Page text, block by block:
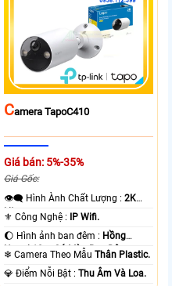
CAmera TapoC410
Giá bán: 5%-35%
Giá Gốc:
👁️‍🗨 Hình Ành Chất Lượng :2K
Lite .
⚜️ Công Nghệ : IP Wifi.
🌔 Hình ảnh ban đêm : Hồng
Ngoại 10m Có Màu Ban Ðêm.
❄ Camera Theo MẫuThân Plastic.
️💎 Điểm Nỗi Bật :Thu Âm Và Loa.